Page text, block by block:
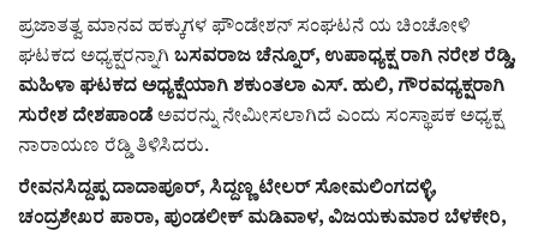
ಪ್ರಜಾತತ್ವ ಮಾನವ ಹಕ್ಕುಗಳ ಫೌಂಡೇಶನ್ ಸಂಘಟನೆ ಯ ಚಿಂಚೋಳಿ
ಘಟಕದ ಅಧ್ಯಕ್ಷರನ್ನಾಗಿ ಬಸವರಾಜ ಚೆನ್ನೂರ್, ಉಪಾಧ್ಯಕ್ಷ ರಾಗಿ ನರೇಶ ರೆಡ್ಡಿ,
ಮಹಿಳಾ ಘಟಕದ ಅಧ್ಯಕ್ಷೆಯಾಗಿ ಶಕುಂತಲಾ ಎಸ್. ಹುಲಿ, ಗೌರವಧ್ಯಕ್ಷರಾಗಿ
ಸುರೇಶ ದೇಶಪಾಂಡೆ ಅವರನ್ನು ನೇಮೀಸಲಾಗಿದೆ ಎಂದು ಸಂಸ್ಥಾಪಕ ಅಧ್ಯಕ್ಷ
ನಾರಾಯಣ ರೆಡ್ಡಿ ತಿಳಿಸಿದರು.
ರೇವನಸಿದ್ದಪ್ಪ ದಾದಾಪೂರ್, ಸಿದ್ದಣ್ಣ ಟೇಲರ್ ಸೋಮಲಿಂಗದಳ್ಳಿ,
ಚಂದ್ರಶೇಖರ ಪಾರಾ, ಪುಂಡಲೀಕ್ ಮಡಿವಾಳ, ವಿಜಯಕುಮಾರ ಬೆಳಕೇರಿ,